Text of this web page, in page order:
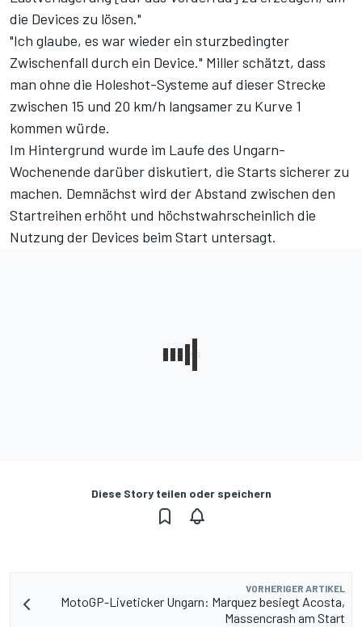
die Devices zu lösen."
"Ich glaube, es war wieder ein sturzbedingter
Zwischenfall durch ein Device." Miller schätzt, dass
man ohne die Holeshot-Systeme auf dieser Strecke
zwischen 15 und 20 km/h langsamer zu Kurve 1
kommen würde.
Im Hintergrund wurde im Laufe des Ungarn-
Wochenende darüber diskutiert, die Starts sicherer zu
machen. Demnächst wird der Abstand zwischen den
Startreihen erhöht und höchstwahrscheinlich die
Nutzung der Devices beim Start untersagt.
Diese Story teilen oder speichern
VORHERIGER ARTIKEL
MotoGP-Liveticker Ungarn: Marquez besiegt Acosta,
Massencrash am Start